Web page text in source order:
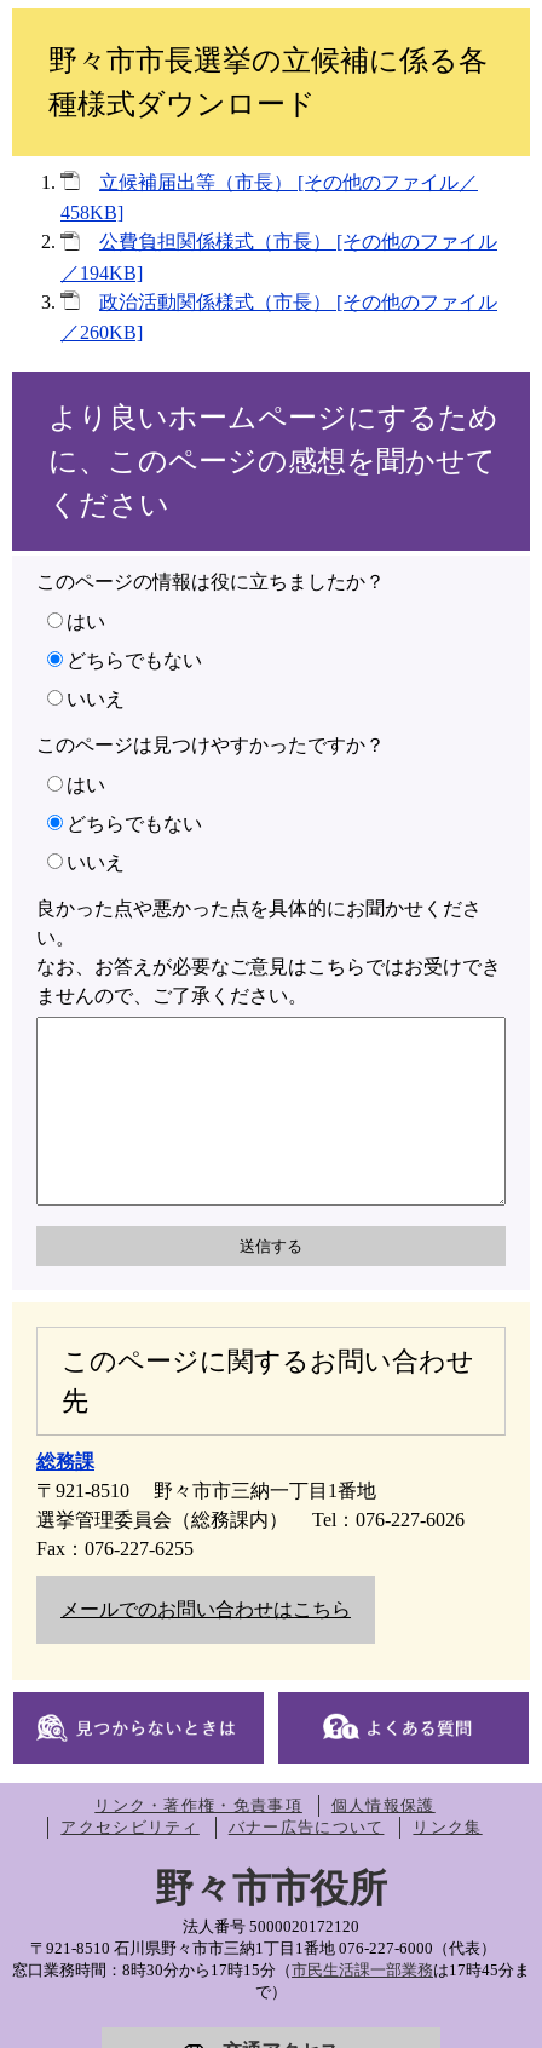
野々市市長選挙の立候補に係る各
種様式ダウンロード
立候補届出等（市長） [その他のファイル／
458KB]
公費負担関係様式（市長） [その他のファイル
／194KB]
政治活動関係様式（市長） [その他のファイル
／260KB]
より良いホームページにするため
に、このページの感想を聞かせて
ください
このページの情報は役に立ちましたか？
はい
どちらでもない
いいえ
このページは見つけやすかったですか？
はい
どちらでもない
いいえ
良かった点や悪かった点を具体的にお聞かせくださ
い。
なお、お答えが必要なご意見はこちらではお受けでき
ませんので、ご了承ください。
このページに関するお問い合わせ
先
総務課
〒921-8510
野々市市三納一丁目1番地
選挙管理委員会（総務課内）
Tel：076-227-6026
Fax：076-227-6255
メールでのお問い合わせはこちら
リンク・著作権・免責事項
個人情報保護
アクセシビリティ
バナー広告について リンク集
野々市市役所
法人番号 5000020172120
〒921-8510 石川県野々市市三納1丁目1番地 076-227-6000（代表）
窓口業務時間：8時30分から17時15分（市民生活課一部業務は17時45分ま
で）